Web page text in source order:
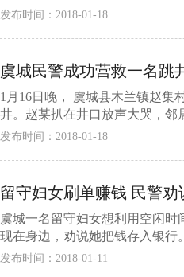
发布时间：2018-01-18
虞城民警成功营救一名跳
1月16日晚， 虞城县木兰镇赵集
井。赵某扒在井口放声大哭，邻
发布时间：2018-01-18
留守妇女刷单赚钱 民警劝
虞城一名留守妇女想利用空闲
现在身边，劝说她把钱存入银行
发布时间：2018-01-11